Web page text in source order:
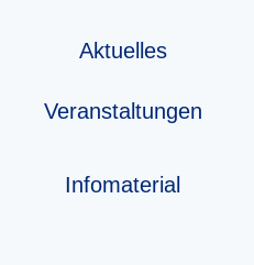
Aktuelles
Veranstaltungen
Info­­ma­te­rial